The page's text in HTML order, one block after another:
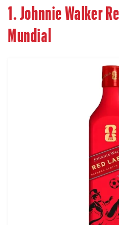
1. Johnnie Walker
Mundial